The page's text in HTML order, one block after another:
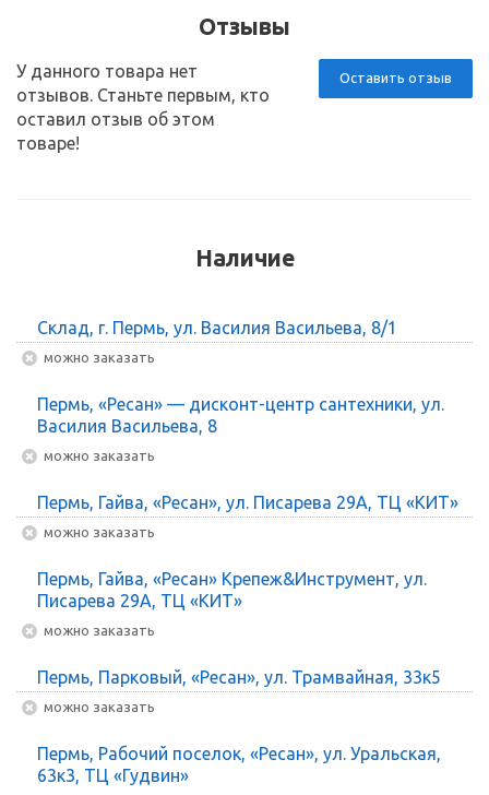
Отзывы
Оставить отзыв
У данного товара нет
отзывов. Станьте первым, кто
оставил отзыв об этом
товаре!
Наличие
Склад, г. Пермь, ул. Василия Васильева, 8/1
Можно заказать
Пермь, «Ресан» — дисконт-центр сантехники, ул.
Василия Васильева, 8
Можно заказать
Пермь, Гайва, «Ресан», ул. Писарева 29А, ТЦ «КИТ»
Можно заказать
Пермь, Гайва, «Ресан» Крепеж&Инструмент, ул.
Писарева 29А, ТЦ «КИТ»
Можно заказать
Пермь, Парковый, «Ресан», ул. Трамвайная, 33к5
Можно заказать
Пермь, Рабочий поселок, «Ресан», ул. Уральская,
63к3, ТЦ «Гудвин»